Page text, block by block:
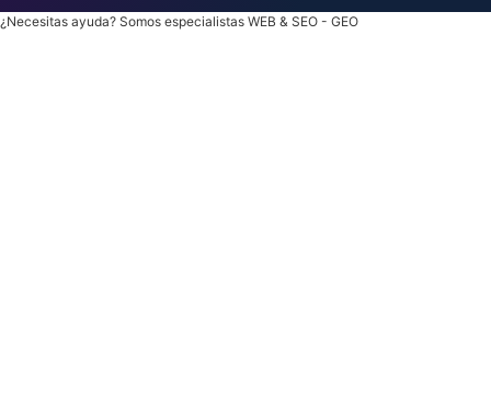
¿Necesitas ayuda? Somos especialistas WEB & SEO - GEO